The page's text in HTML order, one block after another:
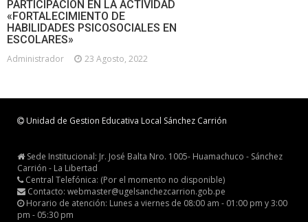
PARTICIPACIÓN EN LA ACTIVIDAD
«FORTALECIMIENTO DE
HABILIDADES PSICOSOCIALES EN
ESCOLARES»
Administrador 23 Agosto, 2022
Unidad de Gestion Educativa Local Sánchez Carrión
Sede Institucional: Jr. José Balta Nro. 1005- Huamachuco - Sánchez
Carrión - La Libertad
Central Telefónica: (Por el momento no disponible)
Contacto: webmaster@ugelsanchezcarrion.gob.pe
Horario de atención: Lunes a viernes de 08:00 am - 01:00 pm y 3:00
pm - 05:30 pm